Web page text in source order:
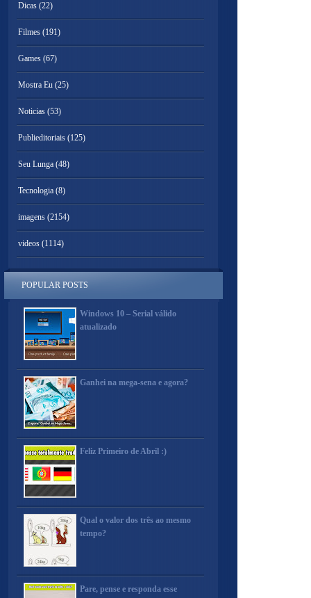
Dicas (22)
Filmes (191)
Games (67)
Mostra Eu (25)
Noticias (53)
Publieditoriais (125)
Seu Lunga (48)
Tecnologia (8)
imagens (2154)
videos (1114)
POPULAR POSTS
Windows 10 – Serial válido
atualizado
Ganhei na mega-sena e agora?
Feliz Primeiro de Abril :)
Qual o valor dos três ao mesmo
tempo?
Pare, pense e responda esse